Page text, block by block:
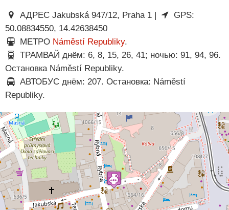
АДРЕС Jakubská 947/12, Praha 1 |
GPS:
50.08834550, 14.42638450
МЕТРО Náměstí Republiky.
ТРАМВАЙ днём: 6, 8, 15, 26, 41; ночью: 91, 94, 96.
Остановка Náměstí Republiky.
АВТОБУС днём: 207. Остановка: Náměstí
Republiky.